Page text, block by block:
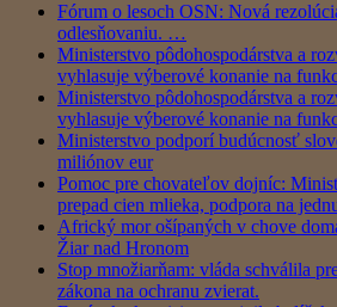
Fórum o lesoch OSN: Nová
odlesňovaniu. …
Ministerstvo pôdohospodárstva a
vyhlasuje výberové konanie na
Ministerstvo pôdohospodárstva a
vyhlasuje výberové konanie na
Ministerstvo podporí budúcnosť
miliónov eur
Pomoc pre chovateľov dojníc:
prepad cien mlieka, podpora na
Africký mor ošípaných v chove
Žiar nad Hronom
Stop množiarňam: vláda schválila
zákona na ochranu zvierat.